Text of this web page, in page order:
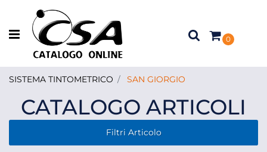
Open menu
0
SISTEMA TINTOMETRICO SAN GIORGIO
CATALOGO ARTICOLI
Filtri Articolo